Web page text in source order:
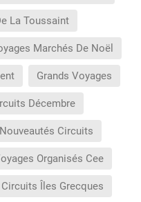
La Toussaint
Marchés De Noël
Grands Voyages
Décembre
Nouveautés Circuits
Organisés Cee
Circuits Îles Grecques